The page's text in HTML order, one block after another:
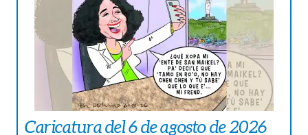
Caricatura del 6 de agosto de 2026